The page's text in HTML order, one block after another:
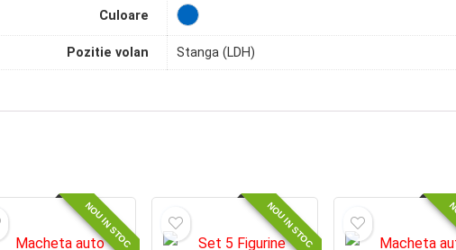
Culoare
Pozitie volan Stanga (LDH)
NOU IN STOC NOU IN STOC